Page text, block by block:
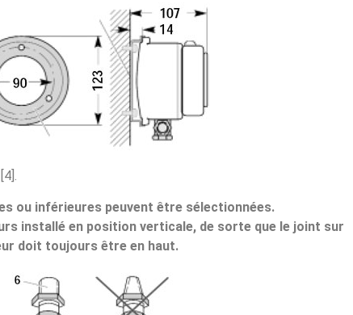
ou inférieures peuvent être sélectionnées.
installé en position verticale, de sorte que le joint sur
doit toujours être en haut.